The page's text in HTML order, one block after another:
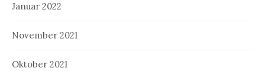
Januar 2022
November 2021
Oktober 2021